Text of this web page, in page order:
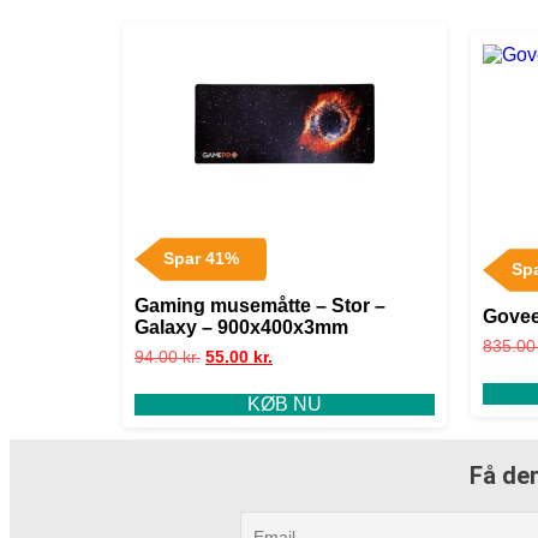
Spar 41%
Gaming musemåtte – Stor –
Galaxy – 900x400x3mm
94.00kr. 55.00 kr.
KØB NU
Få